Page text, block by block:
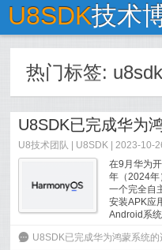
U8SDK技术
热门标签: u8sdk
U8SDK已完成华为
U8技术团队 U8SDK | 2023-10-
在9月华为
年（2024年
一个完全自
安装APK应
Android系
6 U8SDK已完成华为鸿蒙系统的